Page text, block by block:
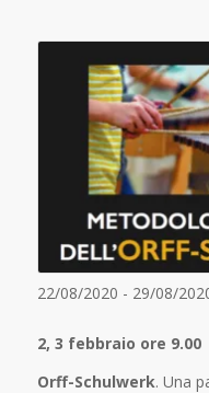
22/08/2020 - 29/08/
2, 3 febbraio ore 9.00
Orff-Schulwerk. Una